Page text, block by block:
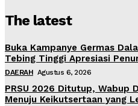
The latest
Buka Kampanye Germas
Tebing Tinggi Apresiasi
DAERAH Agustus 6, 2026
PRSU 2026 Ditutup, Wabup
Menuju Keikutsertaan yang